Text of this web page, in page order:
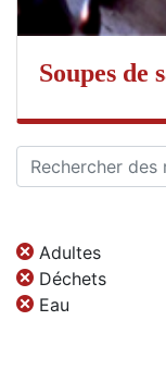
Soupes de
Adultes
Déchets
Eau